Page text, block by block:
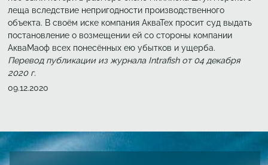
леща вследствие непригодности производственного
объекта. В своём иске компания АкваТех просит суд выдать
постановление о возмещении ей со стороны компании
АкваМаоф всех понесённых ею убытков и ущерба.
Перевод публикации из журнала Intrafish от 04 декабря
2020 г.
Создано
09.12.2020